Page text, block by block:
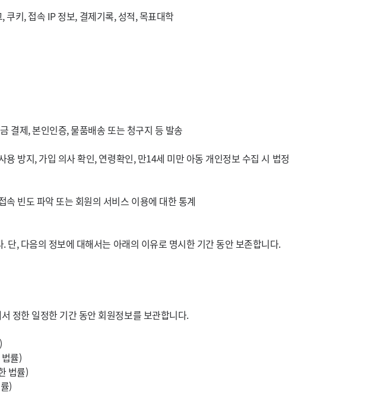
쿠키, 접속 IP 정보, 결제기록, 성적, 목표대학
결제, 본인인증, 물품배송 또는 청구지 등 발송
방지, 가입 의사 확인, 연령확인, 만14세 미만 아동 개인정보 수집 시 법정
빈도 파악 또는 회원의 서비스 이용에 대한 통계
, 다음의 정보에 대해서는 아래의 이유로 명시한 기간 동안 보존합니다.
정한 일정한 기간 동안 회원정보를 보관합니다.
률)
법률)
)